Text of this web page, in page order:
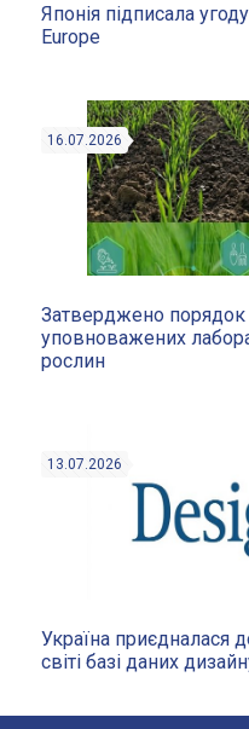
Японія підписала
Europe
16.07.2026
Затверджено
уповноважених
рослин
13.07.2026
Україна приєдналася
світі базі даних